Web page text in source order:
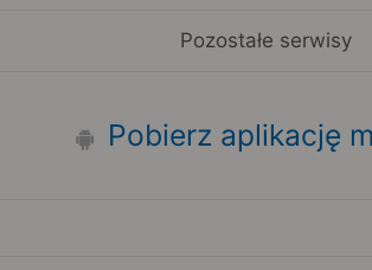
Pozostałe serwisy
Pobierz aplikację